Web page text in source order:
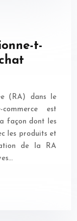
t-
(RA) dans le
est
façon dont les
les produits et
de la RA